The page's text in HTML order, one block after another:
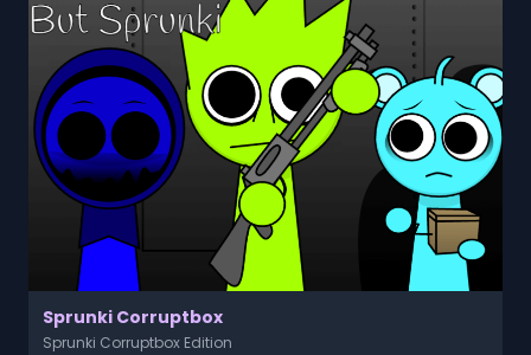
Sprunki Corruptbox
Sprunki Corruptbox Edition